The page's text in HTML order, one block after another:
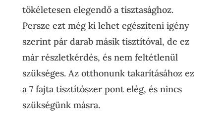
tökéletesen elegendő a tisztasághoz.
Persze ezt még ki lehet egészíteni igény
szerint pár darab másik tisztítóval, de ez
már részletkérdés, és nem feltétlenül
szükséges. Az otthonunk takarításához ez
a 7 fajta tisztítószer pont elég, és nincs
szükségünk másra.